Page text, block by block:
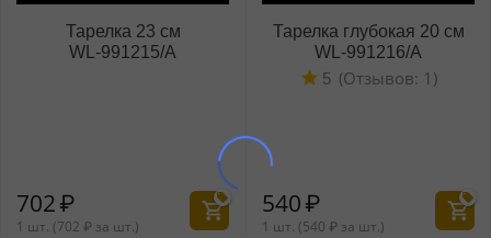
Тарелка 23 см
WL‑991215/A
702₽
1 шт. (702 ₽ за шт.)
Тарелка глубокая 20 см
WL‑991216/A
(Отзывов: 1)
5
540₽
1 шт. (540 ₽ за шт.)